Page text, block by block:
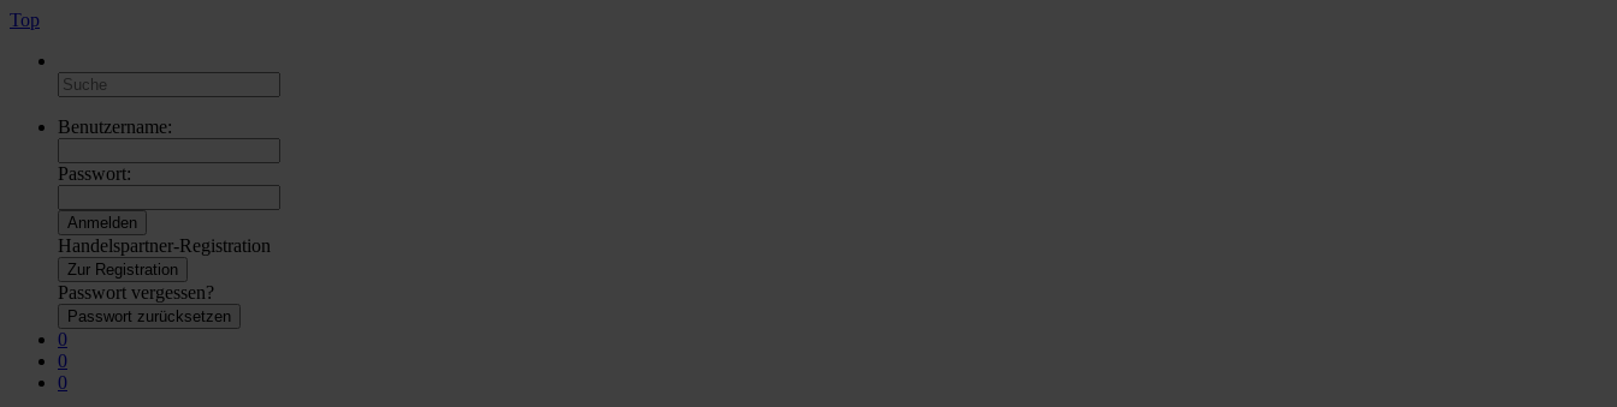
Top
Benutzername:
Passwort:
Handelspartner-Registration
Zur Registration
Passwort vergessen?
Passwort zurücksetzen
0
0
0